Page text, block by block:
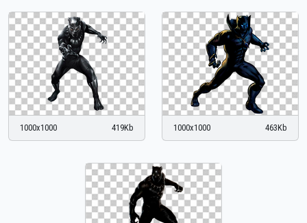
1000x1000 419Kb 1000x1000 463Kb